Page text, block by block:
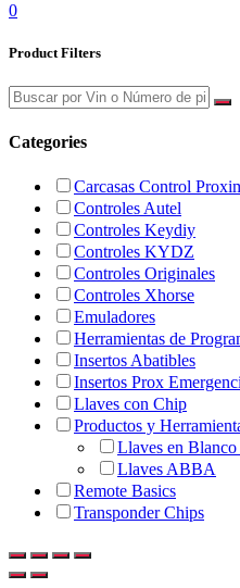
0
Product Filters
Categories
Carcasas Control
Controles Autel
Controles Keydiy
Controles KYDZ
Controles Originales
Controles Xhorse
Emuladores
Herramientas de
Insertos Abatibles
Insertos Prox
Llaves con Chip
Productos y
Llaves en Blanco
Llaves ABBA
Remote Basics
Transponder Chips